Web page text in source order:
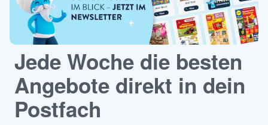
Jede Woche die besten
Angebote direkt in dein
Postfach